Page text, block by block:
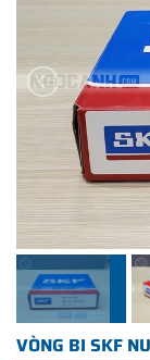
VÒNG BI SKF